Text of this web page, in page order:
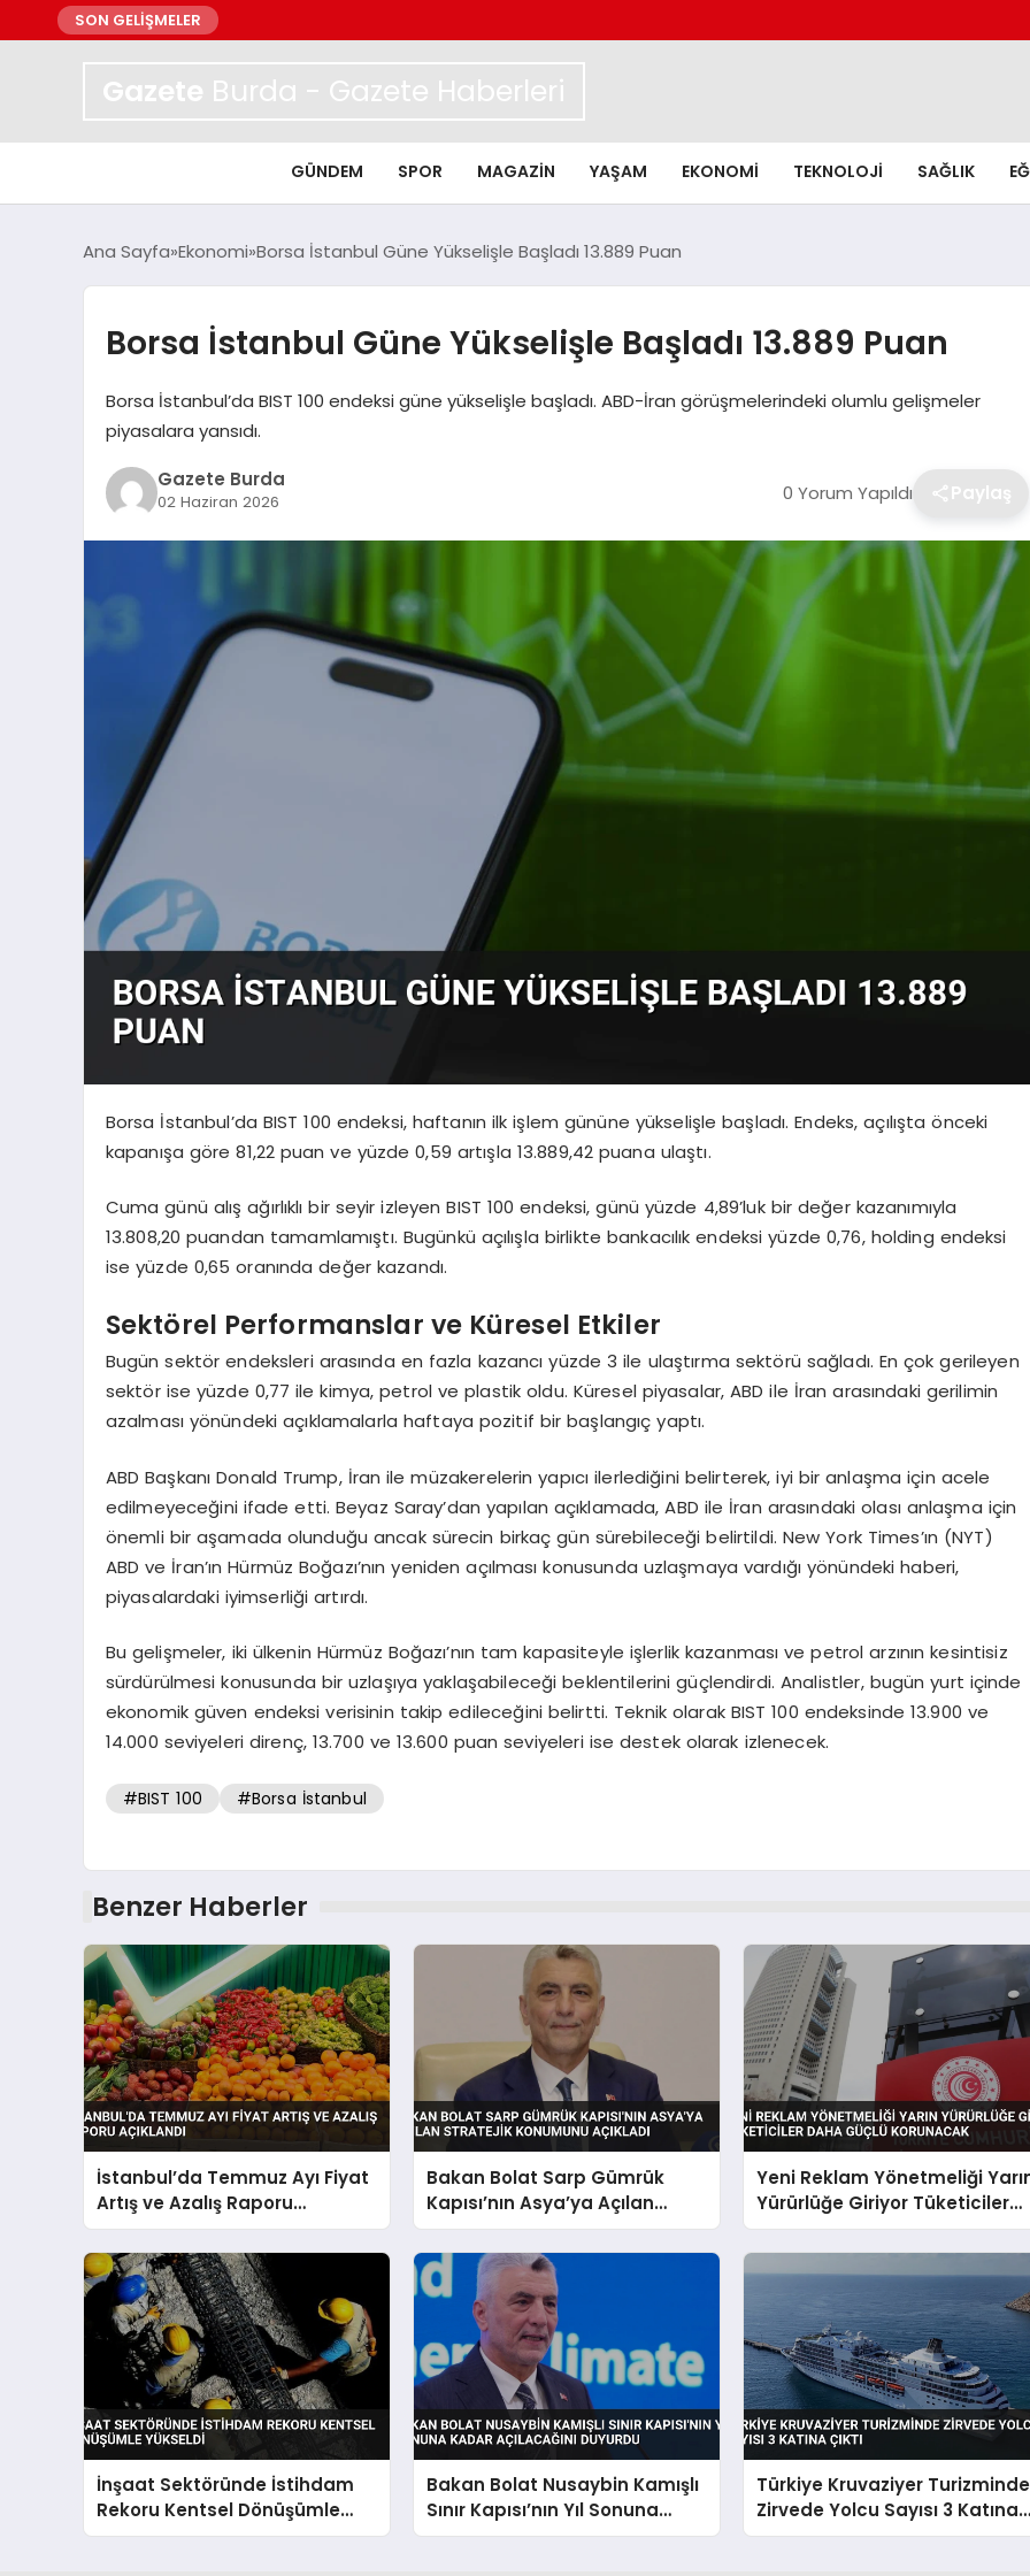
SON GELİŞMELER
Gazete Burda - Gazete Haberleri
GÜNDEM SPOR MAGAZIN YAŞAM EKONOMI TEKNOLOJI SAĞLIK
Ana Sayfa Ekonomi Borsa İstanbul Güne Yükselişle Başladı 13.889 Puan
Borsa İstanbul Güne Yükselişle Başladı 13.889 Puan
Borsa İstanbul’da BIST 100 endeksi güne yükselişle başladı. ABD-İran görüşmelerindeki olumlu gelişmeler
piyasalara yansıdı.
Gazete Burda
02 Haziran 2026 0 Yorum Yapıldı Paylaş
Borsa İstanbul’da BIST 100 endeksi, haftanın ilk işlem gününe yükselişle başladı. Endeks, açılışta önceki
kapanışa göre 81,22 puan ve yüzde 0,59 artışla 13.889,42 puana ulaştı.
Cuma günü alış ağırlıklı bir seyir izleyen BIST 100 endeksi, günü yüzde 4,89’luk bir değer kazanımıyla
13.808,20 puandan tamamlamıştı. Bugünkü açılışla birlikte bankacılık endeksi yüzde 0,76, holding endeksi
ise yüzde 0,65 oranında değer kazandı.
Sektörel Performanslar ve Küresel Etkiler
Bugün sektör endeksleri arasında en fazla kazancı yüzde 3 ile ulaştırma sektörü sağladı. En çok gerileyen
sektör ise yüzde 0,77 ile kimya, petrol ve plastik oldu. Küresel piyasalar, ABD ile İran arasındaki gerilimin
azalması yönündeki açıklamalarla haftaya pozitif bir başlangıç yaptı.
ABD Başkanı Donald Trump, İran ile müzakerelerin yapıcı ilerlediğini belirterek, iyi bir anlaşma için acele
edilmeyeceğini ifade etti. Beyaz Saray’dan yapılan açıklamada, ABD ile İran arasındaki olası anlaşma için
önemli bir aşamada olunduğu ancak sürecin birkaç gün sürebileceği belirtildi. New York Times’ın (NYT)
ABD ve İran’ın Hürmüz Boğazı’nın yeniden açılması konusunda uzlaşmaya vardığı yönündeki haberi,
piyasalardaki iyimserliği artırdı.
Bu gelişmeler, iki ülkenin Hürmüz Boğazı’nın tam kapasiteyle işlerlik kazanması ve petrol arzının kesintisiz
sürdürülmesi konusunda bir uzlaşıya yaklaşabileceği beklentilerini güçlendirdi. Analistler, bugün yurt içinde
ekonomik güven endeksi verisinin takip edileceğini belirtti. Teknik olarak BIST 100 endeksinde 13.900 ve
14.000 seviyeleri direnç, 13.700 ve 13.600 puan seviyeleri ise destek olarak izlenecek.
#BIST 100 #Borsa İstanbul
Benzer Haberler
İstanbul’da Temmuz Ayı Fiyat
Artış ve Azalış Raporu
Açıklandı
Bakan Bolat Sarp Gümrük
Kapısı’nın Asya’ya Açılan
Stratejik Konumunu Açıkladı
Yeni Reklam Yönetmeliği
Yürürlüğe Giriyor Tüketiciler
Daha Güçlü Korunacak
İnşaat Sektöründe İstihdam
Rekoru Kentsel Dönüşümle
Yükseldi
Bakan Bolat Nusaybin Kamışlı
Sınır Kapısı’nın Yıl Sonuna
Kadar Açılacağını Duyurdu
Türkiye Kruvaziyer Turizminde
Zirvede Yolcu Sayısı 3 Katına
Çıktı